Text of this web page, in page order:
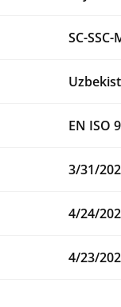
SC-
EN ISO
3/31/
4/24/
4/23/